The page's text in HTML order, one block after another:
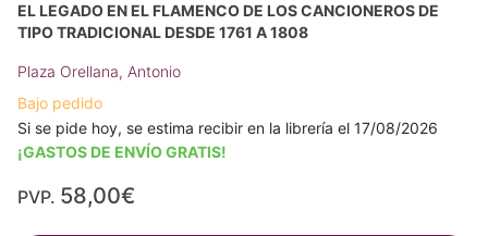
EL LEGADO EN EL FLAMENCO DE LOS CANCIONEROS DE
TIPO TRADICIONAL DESDE 1761 A 1808
Plaza Orellana, Antonio
Bajo pedido
Si se pide hoy, se estima recibir en la librería el 17/08/2026
¡GASTOS DE ENVÍO GRATIS!
PVP. 58,00€